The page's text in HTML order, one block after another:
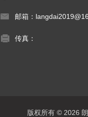
邮箱：
传真：
版权所有 © 2026